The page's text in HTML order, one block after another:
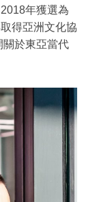
年獲選為
得亞洲文化協
關於東亞當代